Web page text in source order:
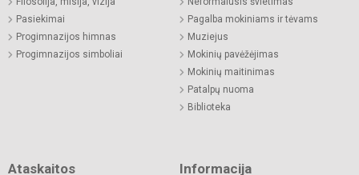
Pasiekimai
Progimnazijos himnas
Progimnazijos simboliai
Pagalba mokiniams ir tėvams
Muziejus
Mokinių pavėžėjimas
Mokinių maitinimas
Patalpų nuoma
Biblioteka
Ataskaitos Informacija